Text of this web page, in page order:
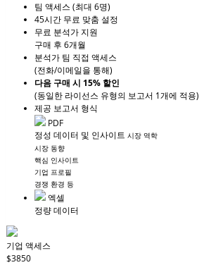
팀 액세스 (최대 6명)
45시간 무료 맞춤 설정
무료 분석가 지원
구매 후 6개월
분석가 팀 직접 액세스
(전화/이메일을 통해)
다음 구매 시 15% 할인
(동일한 라이선스 유형의 보고서 1개에 적용)
제공 보고서 형식
PDF
정성 데이터 및 인사이트 시장 역학
시장 동향
핵심 인사이트
기업 프로필
경쟁 환경 등
엑셀
정량 데이터
기업 액세스
$3850